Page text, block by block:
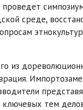
среде,
из
ключевых тем